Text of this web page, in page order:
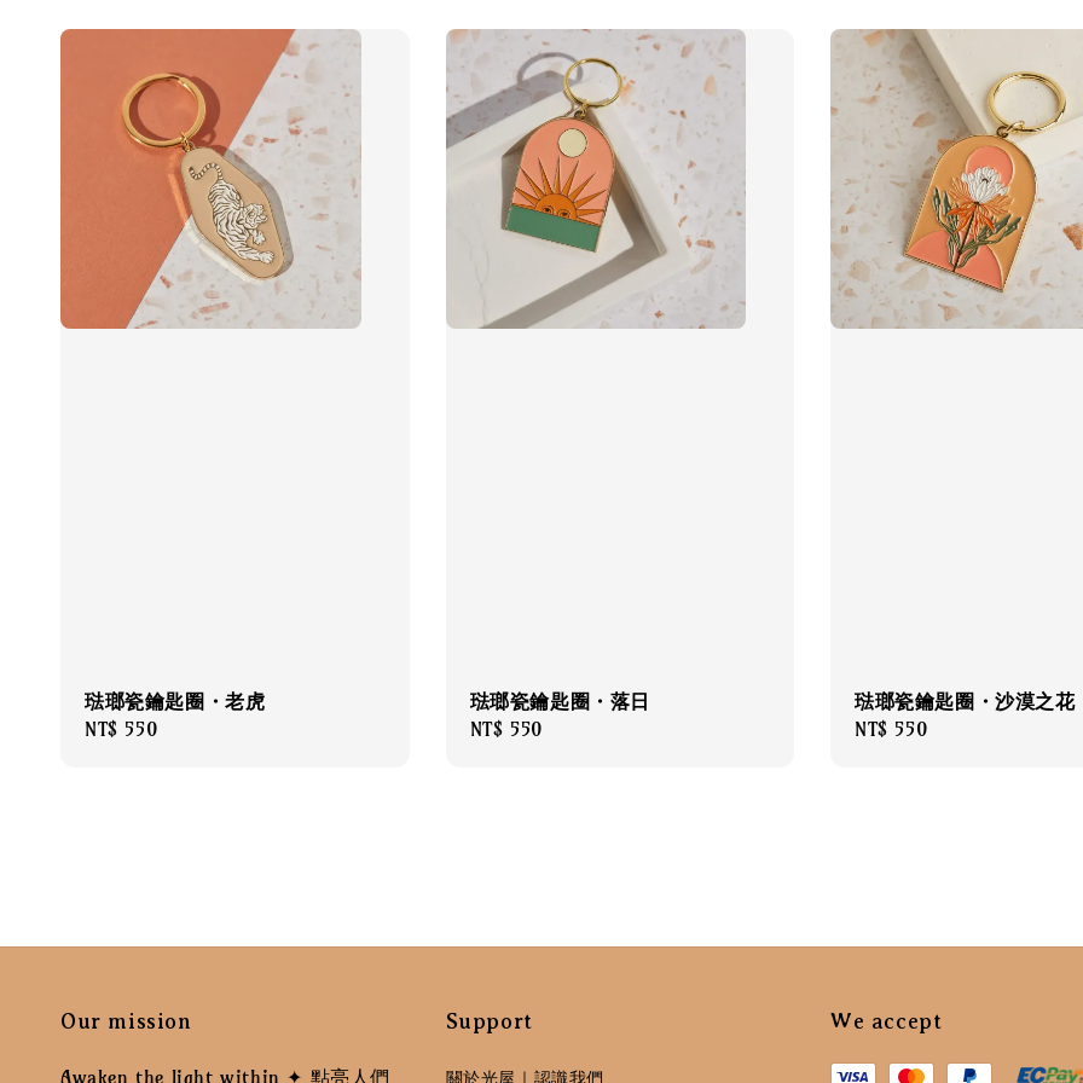
琺瑯瓷鑰匙圈・老虎
Regular
NT$ 550
琺瑯瓷鑰匙圈・落日
Regular
NT$ 550
琺瑯瓷鑰匙圈・沙漠之花
Regular
NT$ 550
Our mission
Awaken the light within ✦ 點亮人們
Support
關於光屋｜認識我們
We accept